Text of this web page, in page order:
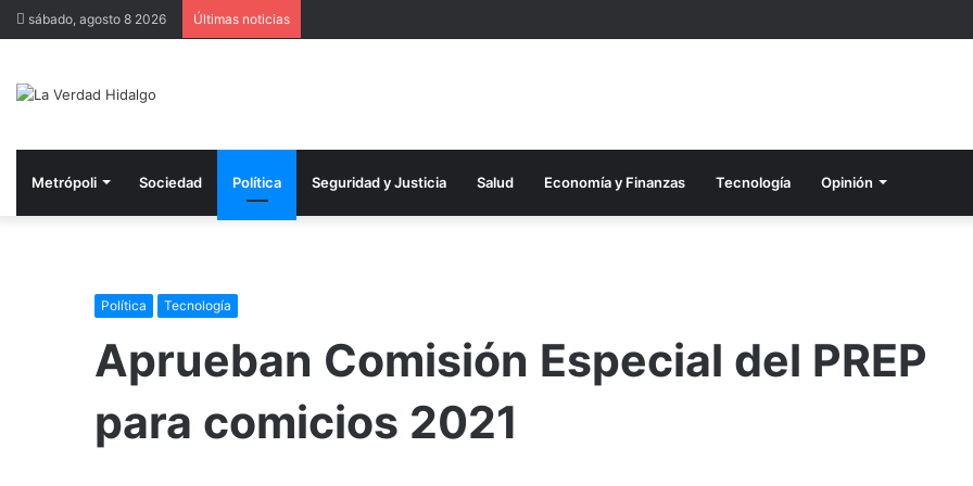
sábado, agosto 8 2026 Últimas noticias
Metrópoli Sociedad Política Seguridad y Justicia Salud Economía y Finanzas Tecnología Opinión
Política Tecnología
Aprueban Comisión Especial del PREP
para comicios 2021